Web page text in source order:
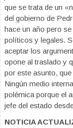
que se trata de un
del gobierno de
hace un año pero
políticos y legales.
aceptar los
opone al traslado y
por este asunto,
Ningún medio
polémica porque el
jefe del estado
NOTICIA